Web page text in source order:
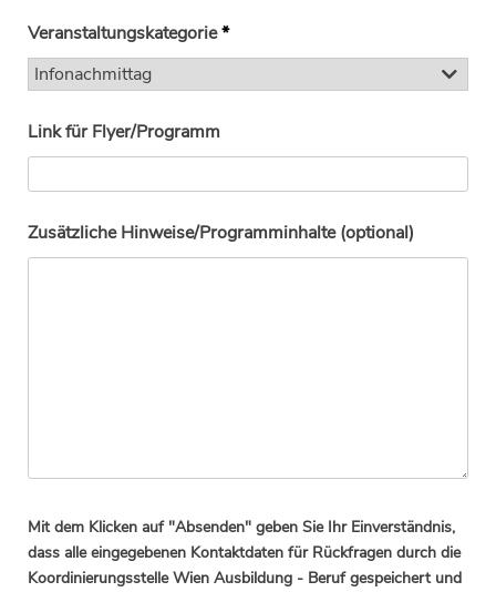
Veranstaltungskategorie*
Link für Flyer/Programm
Zusätzliche Hinweise/Programminhalte (optional)
Mit dem Klicken auf "Absenden" geben Sie Ihr Einverständnis,
dass alle eingegebenen Kontaktdaten für Rückfragen durch die
Koordinierungsstelle Wien Ausbildung - Beruf gespeichert und